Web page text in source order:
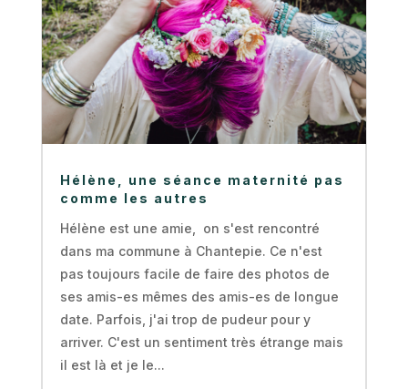
Hélène, une séance maternité pas
comme les autres
Hélène est une amie, on s'est rencontré
dans ma commune à Chantepie. Ce n'est
pas toujours facile de faire des photos de
ses amis-es mêmes des amis-es de longue
date. Parfois, j'ai trop de pudeur pour y
arriver. C'est un sentiment très étrange mais
il est là et je le...